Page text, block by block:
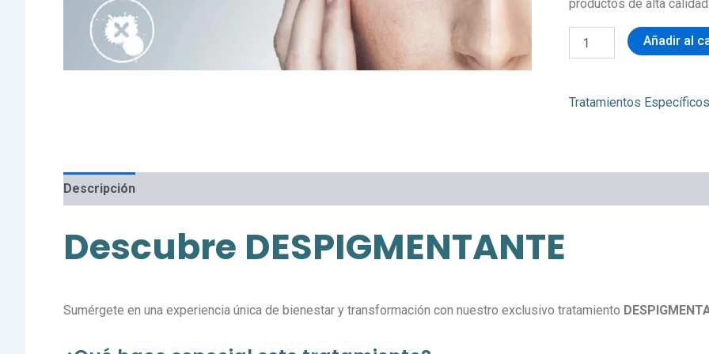
productos de alta calidad.
Añadir al
Tratamientos Específicos
Descripción
Descubre DESPIGMENTANTE
Sumérgete en una experiencia única de bienestar y transformación con nuestro exclusivo tratamiento